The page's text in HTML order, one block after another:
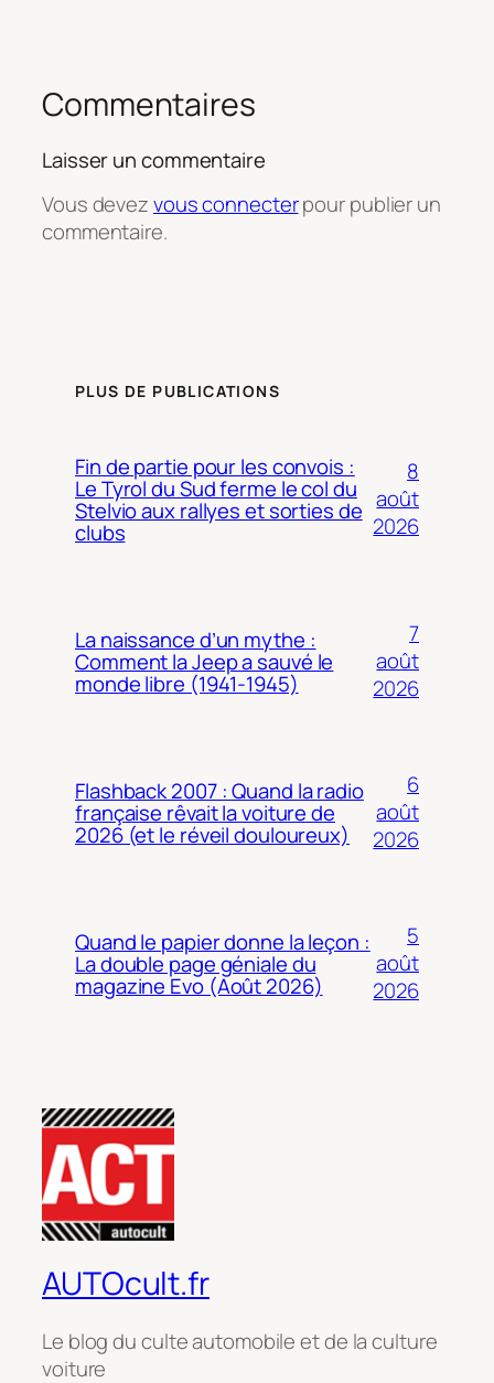
Commentaires
Laisser un commentaire
Vous devezvous connecterpour publier un
commentaire.
PLUS DE PUBLICATIONS
Fin de partie pour les convois :
Le Tyrol du Sud ferme le col du
Stelvio aux rallyes et sorties de
clubs
8
août
2026
La naissance d’un mythe :
Comment la Jeep a sauvé le
monde libre (1941-1945)
7
août
2026
Flashback 2007 : Quand la radio
française rêvait la voiture de
2026 (et le réveil douloureux)
6
août
2026
Quand le papier donne la leçon :
La double page géniale du
magazine Evo (Août 2026)
5
août
2026
AUTOcult.fr
Le blog du culte automobile et de la culture
voiture